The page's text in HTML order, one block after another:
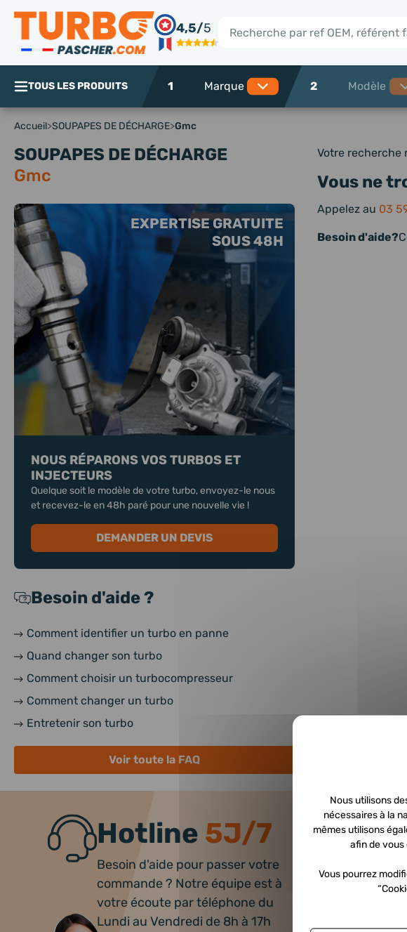
4,5/5
Rechercher
TOUS LES PRODUITS 1 2
Accueil>SOUPAPES DE DÉCHARGE>Gmc
SOUPAPES DE DÉCHARGE
Gmc
EXPERTISE GRATUITE
SOUS 48H
NOUS RÉPARONS VOS TURBOS ET
INJECTEURS
Quelque soit le modèle de votre turbo, envoyez-le nous
et recevez-le en 48h paré pour une nouvelle vie !
DEMANDER UN DEVIS
Besoin d'aide ?
Comment identifier un turbo en panne
Quand changer son turbo
Comment choisir un turbocompresseur
Comment changer un turbo
Entretenir son turbo
Voir toute la FAQ
Votre recherche
Vous ne
Appelez au 03
Besoin d'aide?
Hotline 5J/7
Besoin d'aide pour passer votre
commande ? Notre équipe est à
votre écoute par téléphone du
Lundi au Vendredi de 8h à 17h
Panneau de gestion des cookies
Nous utilisons
nécessaires à la
mêmes utilisons
afin de
Vous pourrez